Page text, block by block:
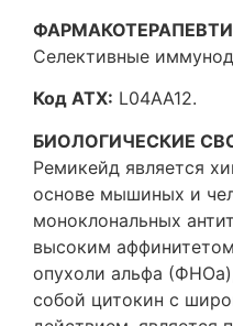
Селективные
Код ATX: L04AA12.
БИОЛОГИЧЕСКИЕ
Ремикейд является
основе мышиных и
моноклональных
высоким
опухоли альфа
собой цитокин с